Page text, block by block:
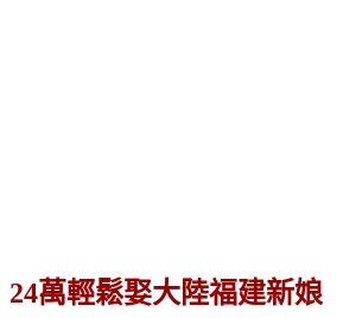
24萬輕鬆娶大陸福建新娘